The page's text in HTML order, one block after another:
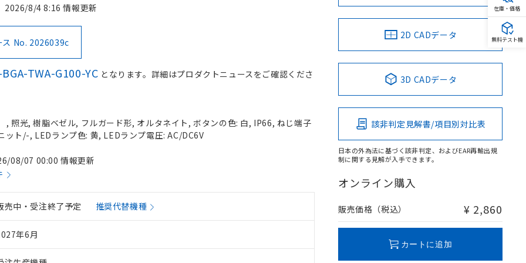
2026/8/4 8:16 情報更新
ス No. 2026039c
TWA-G100-YC となります。詳細はプロダクトニュースをご確認くださ
, 照光, 樹脂ベゼル, フルガード形, オルタネイト, ボタンの色: 白, IP66, ねじ端子
ット/-, LEDランプ色: 黄, LEDランプ電圧: AC/DC6V
08/07 00:00 情報更新
売中・受注終了予定 推奨代替機種
年6月
2D CADデータ
3D CADデータ
該非判定見解書/項目別対比表
日本の外為法に基づく該非判定、およびEAR再輸出規
制に関する見解が入手できます。
オンライン購入
販売価格（税込） ¥ 2,860
カートに追加
在庫・価格
無料テスト機